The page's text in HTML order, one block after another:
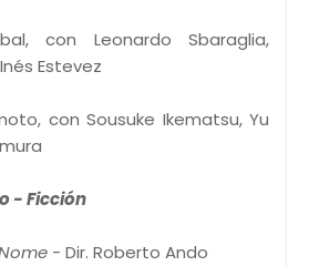
con Leonardo Sbaraglia,
Estevez
con Sousuke Ikematsu, Yu
- Ficción
- Dir. Roberto Ando